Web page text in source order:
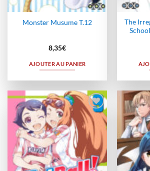
Monster Musume T.12
8,35€
AJOUTER AU PANIER
The
Ajouter
à la
wishlist